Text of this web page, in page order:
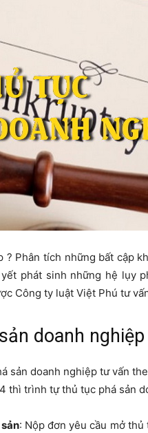
Phân tích những bất cập
phát sinh những hệ lụy
Công ty luật Việt Phú tư
doanh nghiệp
sản doanh nghiệp tư vấn
thì trình tự thủ tục phá sản
: Nộp đơn yêu cầu mở